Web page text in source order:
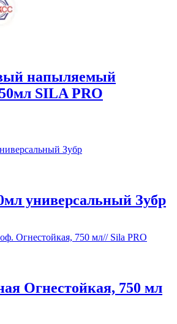
напыляемый
SILA PRO
универсальный Зубр
Огнестойкая, 750 мл